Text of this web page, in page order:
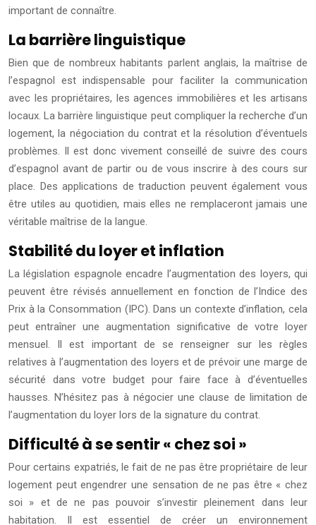
important de connaître.
La barrière linguistique
Bien que de nombreux habitants parlent anglais, la maîtrise de
l’espagnol est indispensable pour faciliter la communication
avec les propriétaires, les agences immobilières et les artisans
locaux. La barrière linguistique peut compliquer la recherche d’un
logement, la négociation du contrat et la résolution d’éventuels
problèmes. Il est donc vivement conseillé de suivre des cours
d’espagnol avant de partir ou de vous inscrire à des cours sur
place. Des applications de traduction peuvent également vous
être utiles au quotidien, mais elles ne remplaceront jamais une
véritable maîtrise de la langue.
Stabilité du loyer et inflation
La législation espagnole encadre l’augmentation des loyers, qui
peuvent être révisés annuellement en fonction de l’Indice des
Prix à la Consommation (IPC). Dans un contexte d’inflation, cela
peut entraîner une augmentation significative de votre loyer
mensuel. Il est important de se renseigner sur les règles
relatives à l’augmentation des loyers et de prévoir une marge de
sécurité dans votre budget pour faire face à d’éventuelles
hausses. N’hésitez pas à négocier une clause de limitation de
l’augmentation du loyer lors de la signature du contrat.
Difficulté à se sentir « chez soi »
Pour certains expatriés, le fait de ne pas être propriétaire de leur
logement peut engendrer une sensation de ne pas être « chez
soi » et de ne pas pouvoir s’investir pleinement dans leur
habitation. Il est essentiel de créer un environnement